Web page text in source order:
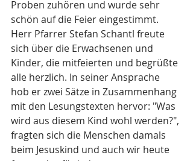
Proben zuhören und wurde sehr
schön auf die Feier eingestimmt.
Herr Pfarrer Stefan Schantl freute
sich über die Erwachsenen und
Kinder, die mitfeierten und begrüßte
alle herzlich. In seiner Ansprache
hob er zwei Sätze in Zusammenhang
mit den Lesungstexten hervor: "Was
wird aus diesem Kind wohl werden?",
fragten sich die Menschen damals
beim Jesuskind und auch wir heute